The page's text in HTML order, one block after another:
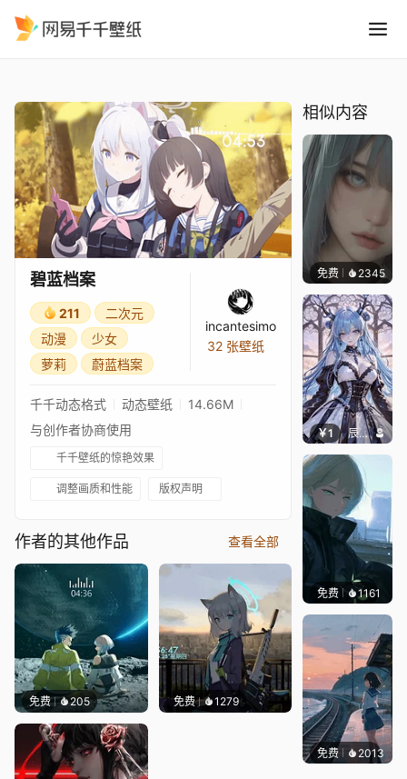
碧蓝档案
211
二次元
动漫
少女
萝莉
蔚蓝档案
incantesimo
32 张壁纸
千千动态格式 动态壁纸
14.66M
与创作者协商使用
千千壁纸的惊艳效果
调整画质和性能 版权声明
作者的其他作品 查看全部
免费 205 免费 1279
相似内容
免费 2345辰东
￥1 辰东壁纸
免费 1161辰东
免费 2013辰东